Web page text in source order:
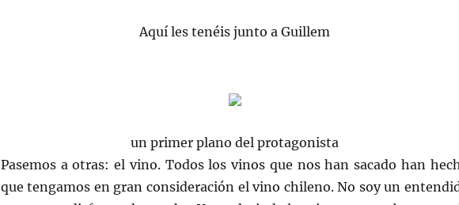
Aquí les tenéis junto a Guillem
un primer plano del protagonista
Pasemos a otras: el vino. Todos los vinos que nos han sacado han
que tengamos en gran consideración el vino chileno. No soy un